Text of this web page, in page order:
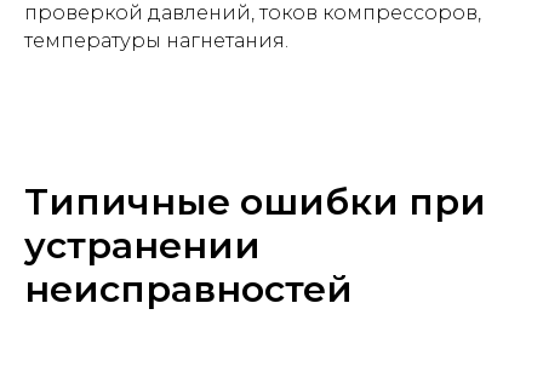
проверкой давлений, токов компрессоров,
температуры нагнетания.
Типичные ошибки при
устранении
неисправностей